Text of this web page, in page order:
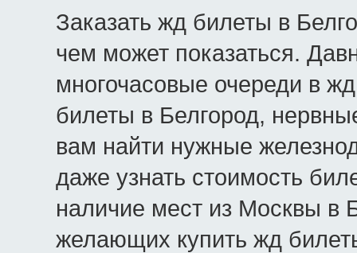
Заказать жд билеты в
чем может показаться.
многочасовые очереди в
билеты в Белгород,
вам найти нужные
даже узнать стоимость
наличие мест из Москвы в
желающих купить жд